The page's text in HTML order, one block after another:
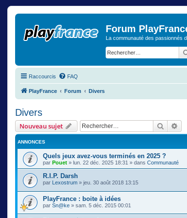
Forum
La communauté des passionnés
Raccourcis FAQ
PlayFrance Forum Divers
Divers
Nouveau sujet
ANNONCES
Quels jeux avez-vous terminés en 2025 ?
par Pouet » lun. 22 déc. 2025 18:31 » dans Communauté
R.I.P. Darsh
par Lexostrum » jeu. 30 août 2018 13:15
PlayFrance : boite à idées
par Sn@ke » sam. 5 déc. 2015 00:01